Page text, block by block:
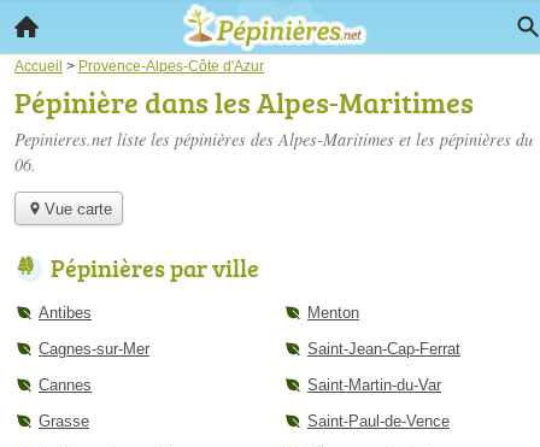
Accueil > Provence-Alpes-Côte d'Azur
Pépinière dans les Alpes-Maritimes
Pepinieres.net liste les pépinières des Alpes-Maritimes et les pépinières du
06.
Vue carte
Pépinières par ville
Antibes
Cagnes-sur-Mer
Cannes
Grasse
Menton
Saint-Jean-Cap-Ferrat
Saint-Martin-du-Var
Saint-Paul-de-Vence